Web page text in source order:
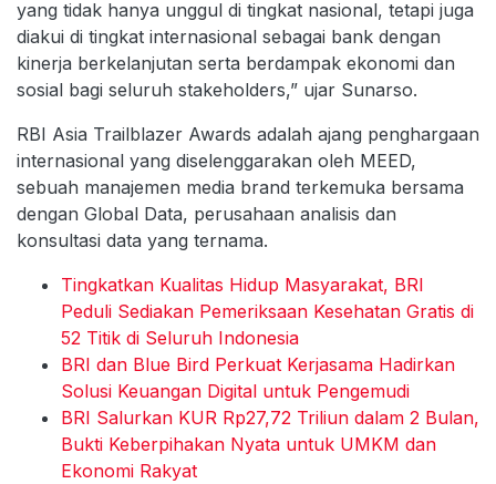
yang tidak hanya unggul di tingkat nasional, tetapi juga
diakui di tingkat internasional sebagai bank dengan
kinerja berkelanjutan serta berdampak ekonomi dan
sosial bagi seluruh stakeholders,” ujar Sunarso.
RBI Asia Trailblazer Awards adalah ajang penghargaan
internasional yang diselenggarakan oleh MEED,
sebuah manajemen media brand terkemuka bersama
dengan Global Data, perusahaan analisis dan
konsultasi data yang ternama.
Tingkatkan Kualitas Hidup Masyarakat, BRI
Peduli Sediakan Pemeriksaan Kesehatan Gratis di
52 Titik di Seluruh Indonesia
BRI dan Blue Bird Perkuat Kerjasama Hadirkan
Solusi Keuangan Digital untuk Pengemudi
BRI Salurkan KUR Rp27,72 Triliun dalam 2 Bulan,
Bukti Keberpihakan Nyata untuk UMKM dan
Ekonomi Rakyat